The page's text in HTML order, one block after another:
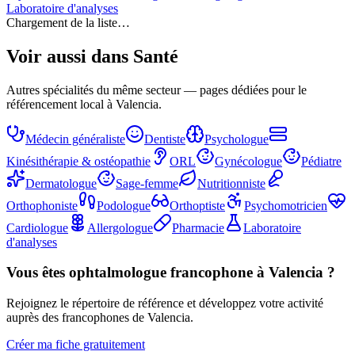
Laboratoire d'analyses
Chargement de la liste…
Voir aussi dans Santé
Autres spécialités du même secteur — pages dédiées pour le
référencement local à Valencia.
Médecin généraliste Dentiste
Psychologue
Kinésithérapie & ostéopathie
ORL Gynécologue
Pédiatre
Dermatologue
Sage-femme
Nutritionniste
Orthophoniste
Podologue Orthoptiste
Psychomotricien
Cardiologue
Allergologue Pharmacie
Laboratoire
d'analyses
Vous êtes ophtalmologue francophone à Valencia ?
Rejoignez le répertoire de référence et développez votre activité
auprès des francophones de Valencia.
Créer ma fiche gratuitement